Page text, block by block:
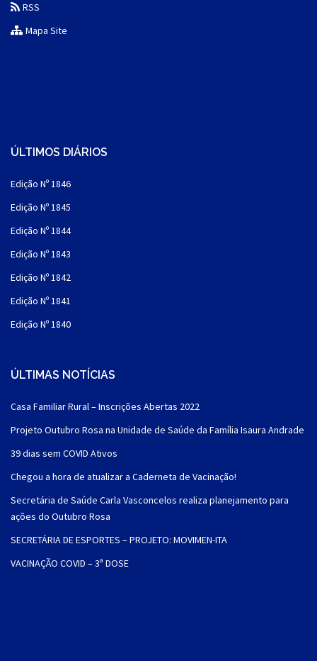
RSS
Mapa Site
ÚLTIMOS DIÁRIOS
Edição Nº 1846
Edição Nº 1845
Edição Nº 1844
Edição Nº 1843
Edição Nº 1842
Edição Nº 1841
Edição Nº 1840
ÚLTIMAS NOTÍCIAS
Casa Familiar Rural – Inscrições Abertas 2022
Projeto Outubro Rosa na Unidade de Saúde da Família Isaura Andrade
39 dias sem COVID Ativos
Chegou a hora de atualizar a Caderneta de Vacinação!
Secretária de Saúde Carla Vasconcelos realiza planejamento para
ações do Outubro Rosa
SECRETÁRIA DE ESPORTES – PROJETO: MOVIMEN-ITA
VACINAÇÃO COVID – 3ª DOSE